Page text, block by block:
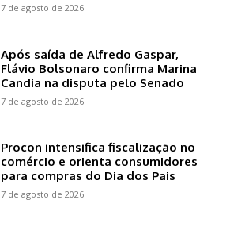
7 de agosto de 2026
Após saída de Alfredo Gaspar,
Flávio Bolsonaro confirma Marina
Candia na disputa pelo Senado
7 de agosto de 2026
Procon intensifica fiscalização no
comércio e orienta consumidores
para compras do Dia dos Pais
7 de agosto de 2026